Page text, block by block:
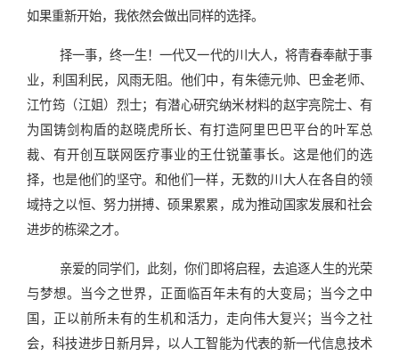
如果重新开始，我依然会做出同样的选择。
择一事，终一生！一代又一代的川大人，将青春奉献于事
业，利国利民，风雨无阻。他们中，有朱德元帅、巴金老师、
江竹筠（江姐）烈士；有潜心研究纳米材料的赵宇亮院士、有
为国铸剑构盾的赵晓虎所长、有打造阿里巴巴平台的叶军总
裁、有开创互联网医疗事业的王仕锐董事长。这是他们的选
择，也是他们的坚守。和他们一样，无数的川大人在各自的领
域持之以恒、努力拼搏、硕果累累，成为推动国家发展和社会
进步的栋梁之才。
亲爱的同学们，此刻，你们即将启程，去追逐人生的光荣
与梦想。当今之世界，正面临百年未有的大变局；当今之中
国，正以前所未有的生机和活力，走向伟大复兴；当今之社
会，科技进步日新月异，以人工智能为代表的新一代信息技术